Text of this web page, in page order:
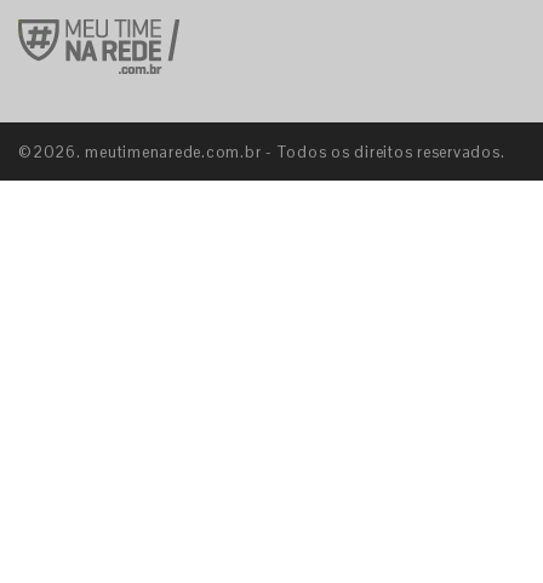
©2026. meutimenarede.com.br - Todos os direitos reservados.